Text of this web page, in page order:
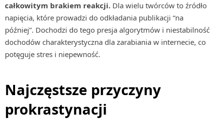
całkowitym brakiem reakcji. Dla wielu twórców to źródło
napięcia, które prowadzi do odkładania publikacji “na
później”. Dochodzi do tego presja algorytmów i niestabilność
dochodów charakterystyczna dla zarabiania w internecie, co
potęguje stres i niepewność.
Najczęstsze przyczyny
prokrastynacji